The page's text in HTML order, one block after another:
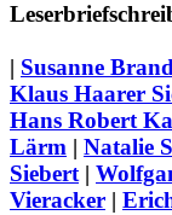
| Susanne
Klaus Haarer
Hans Robert
Lärm | Natalie
Siebert |
Vieracker |